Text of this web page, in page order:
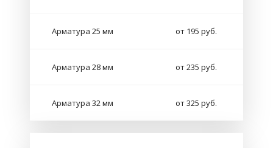
Арматура 25 мм от 195 руб.
Арматура 28 мм от 235 руб.
Арматура 32 мм от 325 руб.